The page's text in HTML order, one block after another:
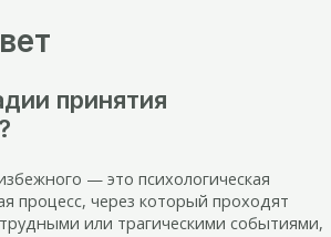
принятия
— это психологическая
процесс, через который проходят
или трагическими событиями,